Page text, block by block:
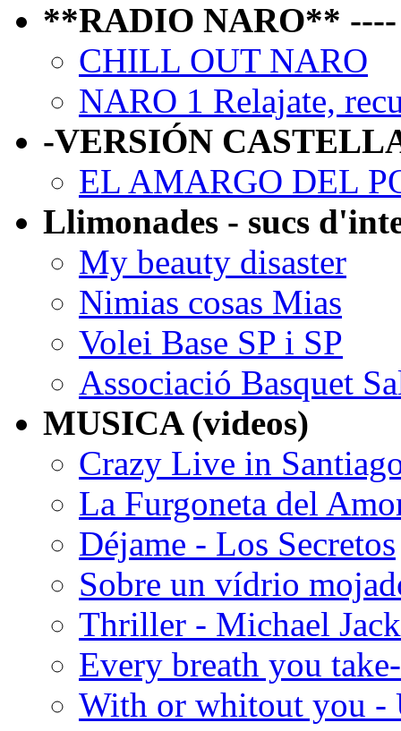
**RADIO NARO** ----
CHILL OUT NARO
NARO 1 Relajate,
-VERSIÓN
EL AMARGO DEL
Llimonades - sucs
My beauty disaster
Nimias cosas Mias
Volei Base SP i SP
Associació Basquet
MUSICA (videos)
Crazy Live in
La Furgoneta del
Déjame - Los Secretos
Sobre un vídrio
Thriller - Michael
Every breath you
With or whitout you -